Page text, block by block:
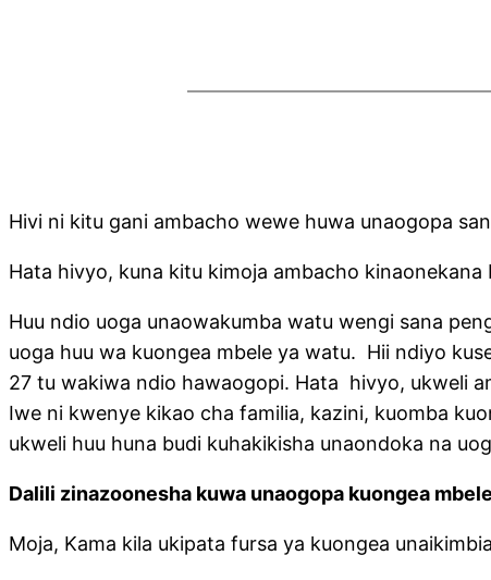
Hivi ni kitu gani ambacho wewe huwa unaogopa
Hata hivyo, kuna kitu kimoja ambacho
Huu ndio uoga unaowakumba watu wengi sana
uoga huu wa kuongea mbele ya watu. Hii ndiyo
27 tu wakiwa ndio hawaogopi. Hata hivyo, ukweli
Iwe ni kwenye kikao cha familia, kazini, kuomba
ukweli huu huna budi kuhakikisha unaondoka na
Dalili zinazoonesha kuwa unaogopa kuongea
Moja, Kama kila ukipata fursa ya kuongea